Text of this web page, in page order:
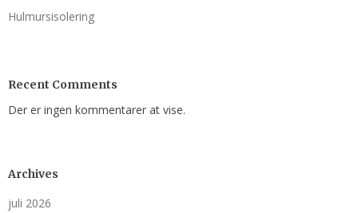
Hulmursisolering
Recent Comments
Der er ingen kommentarer at vise.
Archives
juli 2026